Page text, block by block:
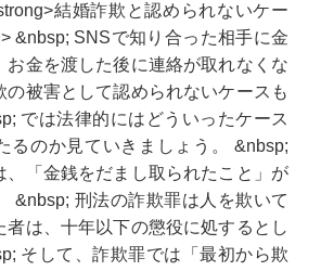
結婚詐欺と認められないケー
&nbsp; SNSで知り合った相手に金
お金を渡した後に連絡が取れなくな
の被害として認められないケースも
では法律的にはどういったケース
るのか見ていきましょう。 &nbsp;
、「金銭をだまし取られたこと」が
&nbsp; 刑法の詐欺罪は人を欺いて
者は、十年以下の懲役に処するとし
そして、詐欺罪では「最初から欺